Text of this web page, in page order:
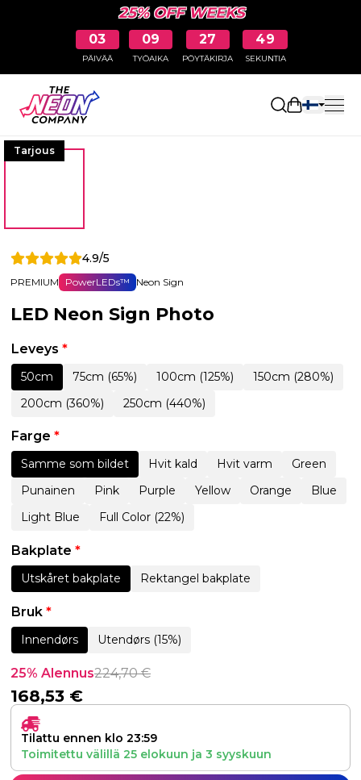
25% OFF WEEKS
03
PÄIVÄÄ
09
TYÖAIKA
27
PÖYTÄKIRJA
48
SEKUNTIA
Avaa
Tarjous
4.9/5
PREMIUM PowerLEDs™ Neon Sign
LED Neon Sign Photo
Leveys *
50cm 75cm (65%) 100cm (125%)
150cm (280%)
200cm (360%)
250cm (440%)
Farge *
Samme som bildet Hvit kald Hvit varm
Green
Punainen
Pink Purple Yellow Orange
Blue
Light Blue
Full Color (22%)
Bakplate *
Utskåret bakplate Rektangel bakplate
Bruk *
Innendørs Utendørs (15%)
25% Alennus224,70€
168,53 €
Tilattu ennen klo 23:59
Toimitettu välillä 25 elokuun ja 3 syyskuun